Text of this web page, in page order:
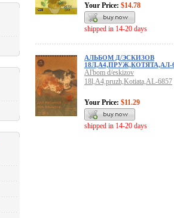
Your Price: $14.78
shipped in 14-20 days
АЛЬБОМ Д/ЭСКИЗОВ
18Л,А4,ПРУЖ,КОТЯТА,АЛ-
Al'bom d/eskizov
18l,A4,pruzh,Kotiata,AL-6857
Your Price: $11.29
shipped in 14-20 days